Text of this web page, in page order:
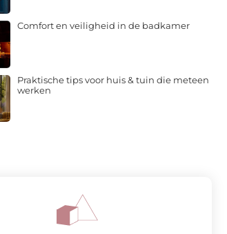
Comfort en veiligheid in de badkamer
Praktische tips voor huis & tuin die meteen
werken